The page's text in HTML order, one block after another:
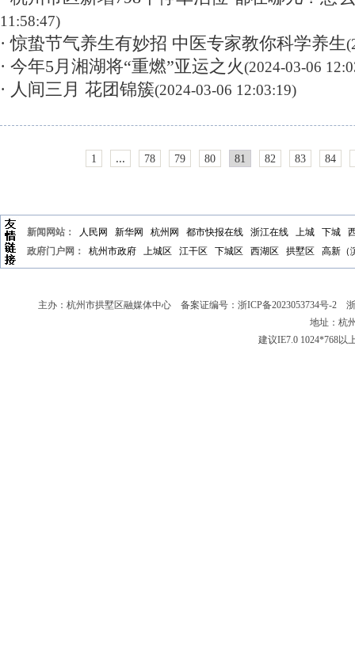
11:58:47)
· 惊蛰节气养生有妙招 中医专家教你科学养生
· 今年5月湘湖将“重燃”亚运之火(2024-03-06
· 人间三月 花团锦簇(2024-03-06 12:03:19)
1 ... 78 79 80 81 82 83 84
新闻网站： 人民网 新华网 杭州网 都市快报在线 浙江在线 上城 下城
政府门户网：
杭州市政府 上城区 江干区 下城区 西湖区 拱墅区 高新（
主办：杭州市拱墅区融媒体中心 备案证编号： 浙ICP备2023053734号-2 浙
地址：杭
建议IE7.0 1024*768